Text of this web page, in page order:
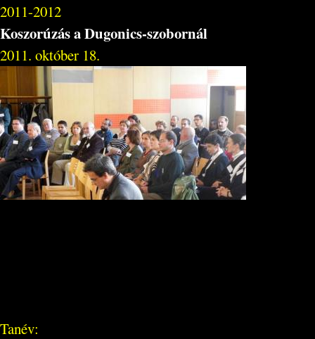
2011-2012
Koszorúzás a Dugonics-szobornál
2011. október 18.
Tanév: